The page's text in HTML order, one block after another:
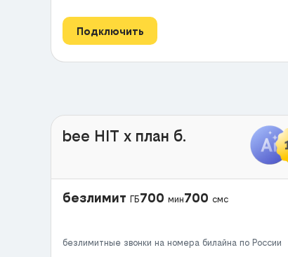
Подключить
bee HIT x план б.
безлимит ГБ700 мин700 смс
безлимитные звонки на номера билайна по России